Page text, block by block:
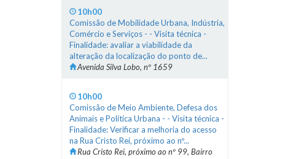
10h00
Comissão de Mobilidade Urbana, Indústria,
Comércio e Serviços - - Visita técnica -
Finalidade: avaliar a viabilidade da
alteração da localização do ponto de...
Avenida Silva Lobo, nº 1659
10h00
Comissão de Meio Ambiente, Defesa dos
Animais e Política Urbana - - Visita técnica -
Finalidade: Verificar a melhoria do acesso
na Rua Cristo Rei, próximo ao nº...
Rua Cristo Rei, próximo ao nº 99, Bairro